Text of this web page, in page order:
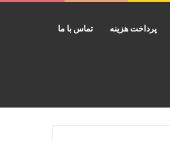
پرداخت هزینه تماس با ما